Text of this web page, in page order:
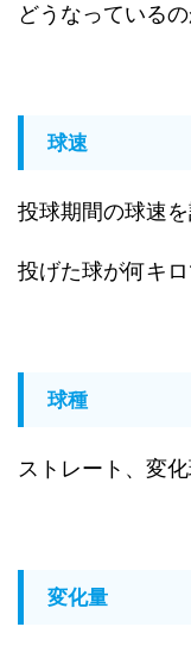
どうなっている
球速
投球期間の球速を
投げた球が何キ
球種
ストレート、変
変化量